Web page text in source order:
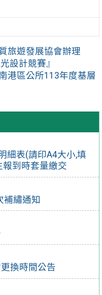
細表(請印A4大小,填
到時套量繳交
補繡通知
換時間公告
旅遊發展協會辦理
設計競賽』
港區公所113年度基層